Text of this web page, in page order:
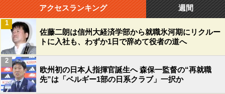
アクセスランキング 週間
佐藤二朗は信州大経済学部から就職氷河期にリクルー
トに入社も、わずか1日で辞めて役者の道へ
1
欧州初の日本人指揮官誕生へ 森保一監督の“再就職
先”は「ベルギー1部の日系クラブ」一択か
2